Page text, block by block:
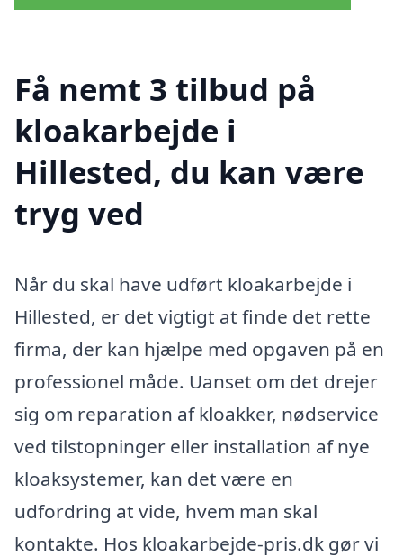
Få nemt 3 tilbud på
kloakarbejde i
Hillested, du kan være
tryg ved
Når du skal have udført kloakarbejde i
Hillested, er det vigtigt at finde det rette
firma, der kan hjælpe med opgaven på en
professionel måde. Uanset om det drejer
sig om reparation af kloakker, nødservice
ved tilstopninger eller installation af nye
kloaksystemer, kan det være en
udfordring at vide, hvem man skal
kontakte. Hos kloakarbejde-pris.dk gør vi